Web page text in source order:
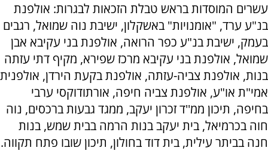
עשרים המוסדות בראש טבלת הזכאות לבגרות: אולפנת
בנ"ע ערד, "אומנויות" באשקלון, ישיבת נוה שמואל, רגבים
בעמק, ישיבת בנ"ע כפר הרואה, אולפנת בני עקיבא אבן
שמואל, אולפנת בני עקיבא מרכז שפירא, מקיף דתי עזתה
בנות, אולפנת צביה-עזתה, אולפנת בקעת הירדן, אולפנית
אמי"ת או"ע, אולפנת צביה חיפה, אורתודוקסי ערבי
בחיפה, תיכון ממ''ד זכרון יעקב, ממגד גבעות ברכסים, נוה
חוה בכרמיאל, בית יעקב בנות הרמה בבית שמש, בנות
חנה בביתר עילית, בית דוד בחולון, תיכון שובו פתח תקווה.